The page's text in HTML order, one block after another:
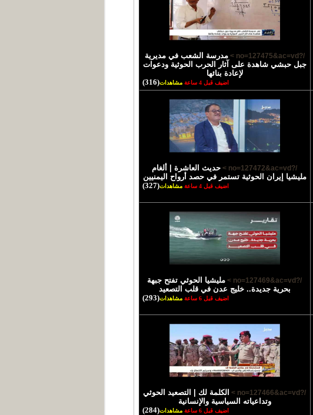
/?no=127475&ac=vd >
مدرسة الشعب في مديرية
جبل حبشي شاهدة على آثار الحرب الحوثية ودعوات
لإعادة بنائها
اضيف قبل 4 ساعة مشاهدات(316)
/?no=127472&ac=vd >
حديث العاشرة | ألغام
مليشيا إيران الحوثية تستمر في حصد أرواح اليمنيين
اضيف قبل 4 ساعة مشاهدات(327)
/?no=127469&ac=vd >
مليشيا الحوثي تفتح جبهة
بحرية جديدة.. خليج عدن في قلب التصعيد
اضيف قبل 6 ساعة مشاهدات(293)
/?no=127466&ac=vd >
الكلمة لك | التصعيد الحوثي
وتداعياته السياسية والإنسانية
اضيف قبل 6 ساعة مشاهدات(284)